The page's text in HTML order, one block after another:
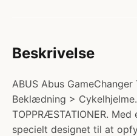
Beskrivelse
ABUS Abus
Beklædning >
TOPPRÆSTATIONER.
specielt designet til at